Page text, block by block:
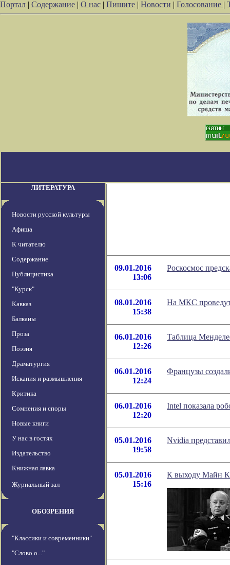
Портал | Содержание | О нас | Пишите | Новости | Голосование |
ЛИТЕРАТУРА
Новости русской культуры
Афиша
К читателю
Содержание
Публицистика
"Курск"
Кавказ
Балканы
Проза
Поэзия
Драматургия
Искания и размышления
Критика
Сомнения и споры
Новые книги
У нас в гостях
Издательство
Книжная лавка
Журнальный зал
ОБОЗРЕНИЯ
"Классики и современники"
"Слово о..."
09.01.2016
13:06
Роскосмос
08.01.2016
15:38
На МКС проведут
06.01.2016
12:26
Таблица
06.01.2016
12:24
Французы
06.01.2016
12:20
Intel показала
05.01.2016
19:58
Nvidia
05.01.2016
15:16
К выходу Майн